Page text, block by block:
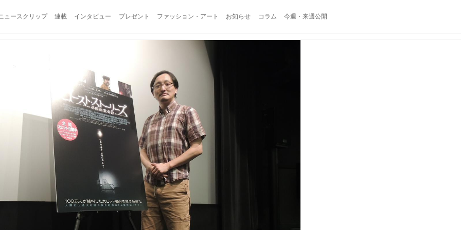
ュースクリップ 連載 インタビュー プレゼント ファッション・アート お知らせ コラム 今週・来週公開